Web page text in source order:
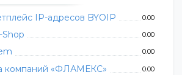
IP-адресов BYOIP 0.00
0.00
0.00
компаний «ФЛАМЕКС» 0.00